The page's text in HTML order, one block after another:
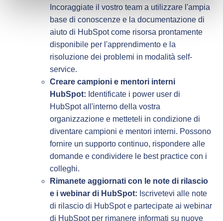
Incoraggiate il vostro team a utilizzare l'ampia
base di conoscenze e la documentazione di
aiuto di HubSpot come risorsa prontamente
disponibile per l'apprendimento e la
risoluzione dei problemi in modalità self-
service.
Creare campioni e mentori interni
HubSpot: Identificate i power user di
HubSpot all'interno della vostra
organizzazione e metteteli in condizione di
diventare campioni e mentori interni. Possono
fornire un supporto continuo, rispondere alle
domande e condividere le best practice con i
colleghi.
Rimanete aggiornati con le note di rilascio
e i webinar di HubSpot: Iscrivetevi alle note
di rilascio di HubSpot e partecipate ai webinar
di HubSpot per rimanere informati su nuove